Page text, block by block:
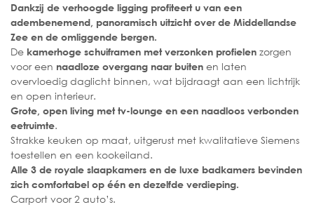
Dankzij de verhoogde ligging profiteert u van een
adembenemend, panoramisch uitzicht over de Middellandse
Zee en de omliggende bergen.
De kamerhoge schuiframen met verzonken profielen zorgen
voor een naadloze overgang naar buiten en laten
overvloedig daglicht binnen, wat bijdraagt aan een lichtrijk
en open interieur.
Grote, open living met tv-lounge en een naadloos verbonden
eetruimte.
Strakke keuken op maat, uitgerust met kwalitatieve Siemens
toestellen en een kookeiland.
Alle 3 de royale slaapkamers en de luxe badkamers bevinden
zich comfortabel op één en dezelfde verdieping.
Carport voor 2 auto’s.